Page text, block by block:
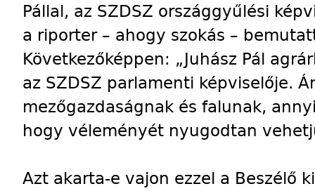
Pállal, az SZDSZ országgyűlési
a riporter – ahogy szokás –
Következőképpen: „Juhász Pál
az SZDSZ parlamenti képviselője.
mezőgazdaságnak és falunak,
hogy véleményét nyugodtan
Azt akarta-e vajon ezzel a Beszélő